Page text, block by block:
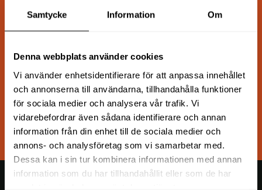
Samtycke Information Om
Denna webbplats använder cookies
Vi använder enhetsidentifierare för att anpassa innehållet
och annonserna till användarna, tillhandahålla funktioner
för sociala medier och analysera vår trafik. Vi
vidarebefordrar även sådana identifierare och annan
information från din enhet till de sociala medier och
annons- och analysföretag som vi samarbetar med.
Dessa kan i sin tur kombinera informationen med annan
information som du har tillhandahållit eller som de har
För företag och privatpersoner
Trygg och säker handel
Säkra betalsystem